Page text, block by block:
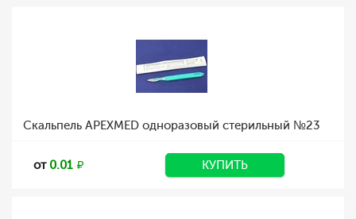
Скальпель APEXMED одноразовый стерильный №23
от 0.01 КУПИТЬ